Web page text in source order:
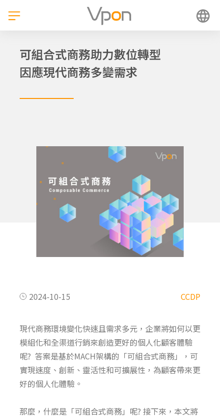
可組合式商務助力數位轉型
因應現代商務多變需求
2024-10-15 CCDP
現代商務環境變化快速且需求多元，企業將如何以更
模組化和全渠道行銷來創造更好的個人化顧客體驗
呢? 答案是基於MACH架構的 「可組合式商務」， 可
實現速度、創新、靈活性和可擴展性 ， 為顧客帶來更
好的個人化體驗 。
那麼 ， 什麼是 「可組合式商務」 呢? 接下來 ， 本文將